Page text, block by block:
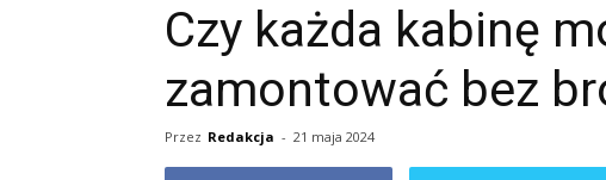
Czy każda kabinę
zamontować bez
Przez Redakcja - 21 maja 2024